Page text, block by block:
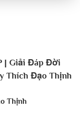
| Giải Đáp Đời
Thích Đạo Thịnh
Thịnh